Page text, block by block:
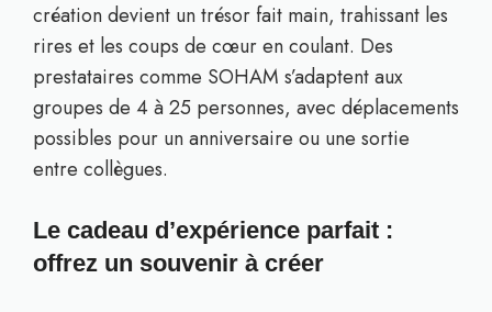
création devient un trésor fait main, trahissant les
rires et les coups de cœur en coulant. Des
prestataires comme SOHAM s’adaptent aux
groupes de 4 à 25 personnes, avec déplacements
possibles pour un anniversaire ou une sortie
entre collègues.
Le cadeau d’expérience parfait :
offrez un souvenir à créer